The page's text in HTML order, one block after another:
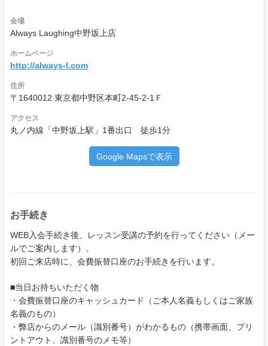
会場
Always Laughing中野坂上店
ホームページ
http://always-l.com
住所
〒1640012 東京都中野区本町2-45-2-1Ｆ
アクセス
丸ノ内線「中野坂上駅」1番出口 徒歩1分
Google Mapsで表示
お手続き
WEB入会手続き後、レッスン受講の予約を行ってください（メー
ルでご案内します）。
初回ご来店時に、会費振替口座のお手続きを行います。
■当日お持ちいただく物
・会費振替口座のキャッシュカード（ご本人名義もしくはご家族
名義のもの）
・弊店からのメール（識別番号）がわかるもの（携帯画面、プリ
ントアウト、識別番号のメモ等）